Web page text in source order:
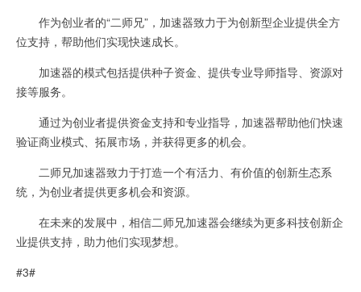
作为创业者的“二师兄”，加速器致力于为创新型企业提供全方
位支持，帮助他们实现快速成长。
加速器的模式包括提供种子资金、提供专业导师指导、资源对
接等服务。
通过为创业者提供资金支持和专业指导，加速器帮助他们快速
验证商业模式、拓展市场，并获得更多的机会。
二师兄加速器致力于打造一个有活力、有价值的创新生态系
统，为创业者提供更多机会和资源。
在未来的发展中，相信二师兄加速器会继续为更多科技创新企
业提供支持，助力他们实现梦想。
#3#